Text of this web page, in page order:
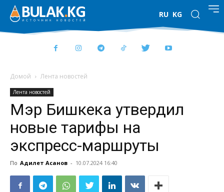
RU KG
Домой Лента новостей
Лента новостей
Мэр Бишкека утвердил
новые тарифы на
экспресс-маршруты
По Адилет Асанов - 10.07.2024 16:40